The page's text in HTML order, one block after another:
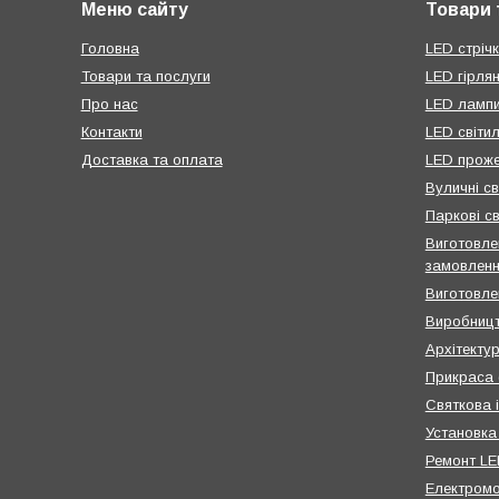
Меню сайту
Головна
Товари та послуги
Про нас
Контакти
Доставка та оплата
Товари
LED
LED
LED лампи
LED
LED
Вуличні
Паркові
Прикраса
Святкова
Установка
Ремонт